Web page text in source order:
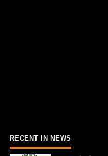
RECENT IN NEWS